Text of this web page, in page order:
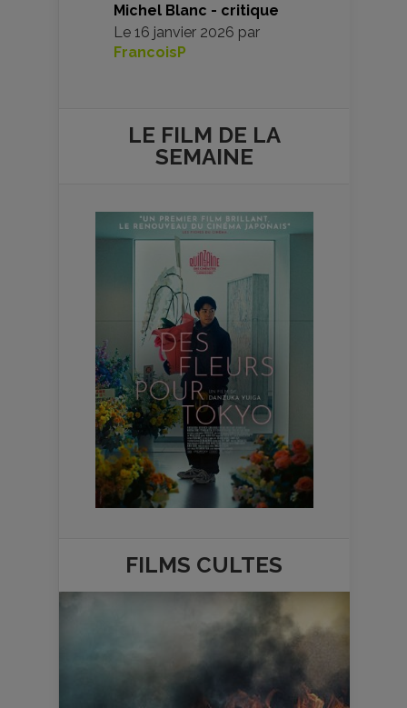
Michel Blanc - critique
Le 16 janvier 2026 par
FrancoisP
LE FILM DE LA
SEMAINE
FILMS CULTES